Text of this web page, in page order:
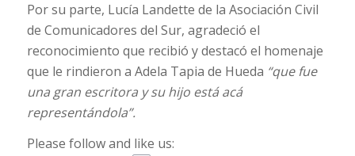
Por su parte, Lucía Landette de la Asociación Civil
de Comunicadores del Sur, agradeció el
reconocimiento que recibió y destacó el homenaje
que le rindieron a Adela Tapia de Hueda “que fue
una gran escritora y su hijo está acá
representándola”.
Please follow and like us: